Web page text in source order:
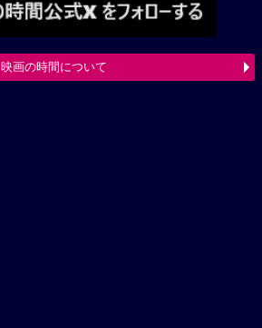
映画の時間について